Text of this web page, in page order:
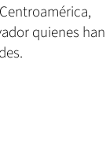
quienes han